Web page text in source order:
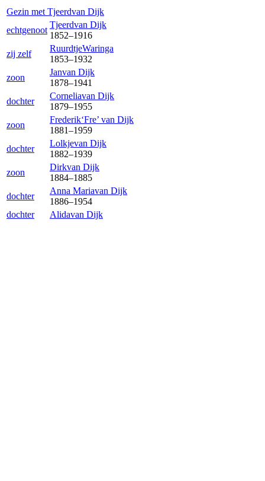
Gezin met Tjeerdvan Dijk
echtgenoot
Tjeerdvan Dijk
1852–1916
zij zelf
RuurdtjeWaringa
1853–1932
zoon
Janvan Dijk
1878–1941
dochter
Corneliavan Dijk
1879–1955
zoon
Frederik‘Fre’ van Dijk
1881–1959
dochter
Lolkjevan Dijk
1882–1939
zoon
Dirkvan Dijk
1884–1885
dochter
Anna Mariavan Dijk
1886–1954
dochter
Alidavan Dijk